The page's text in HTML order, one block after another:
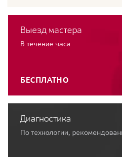
Выезд мастера
В течение часа
БЕСПЛАТНО
Диагностика
По технологии,